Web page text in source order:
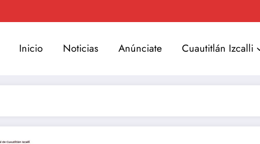
Inicio Noticias Anúnciate Cuautitlán Izcalli